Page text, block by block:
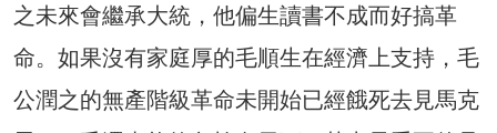
之未來會繼承大統，他偏生讀書不成而好搞革
命。如果沒有家庭厚的毛順生在經濟上支持，毛
公潤之的無產階級革命未開始已經餓死去見馬克